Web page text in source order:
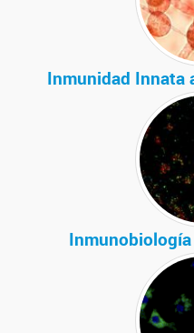
Inmunidad Innata